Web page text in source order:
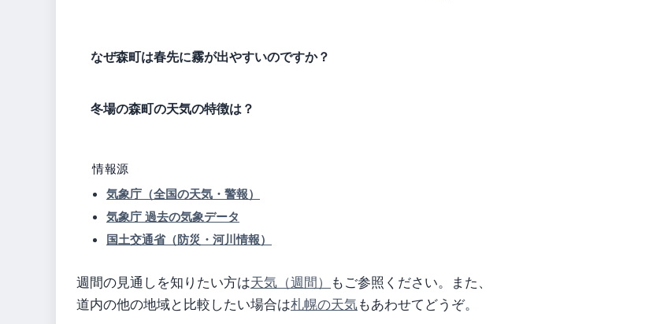
なぜ森町は春先に霧が出やすいのですか？
冬場の森町の天気の特徴は？
情報源
気象庁（全国の天気・警報）
気象庁 過去の気象データ
国土交通省（防災・河川情報）
週間の見通しを知りたい方は天気（週間）
もご参照ください。また、
道内の他の地域と比較したい場合は札幌の天気もあわせてどうぞ。